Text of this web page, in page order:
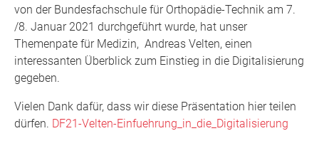
von der Bundesfachschule für Orthopädie-Technik am 7.
/8. Januar 2021 durchgeführt wurde, hat unser
Themenpate für Medizin, Andreas Velten, einen
interessanten Überblick zum Einstieg in die Digitalisierung
gegeben.
Vielen Dank dafür, dass wir diese Präsentation hier teilen
dürfen. DF21-Velten-Einfuehrung_in_die_Digitalisierung